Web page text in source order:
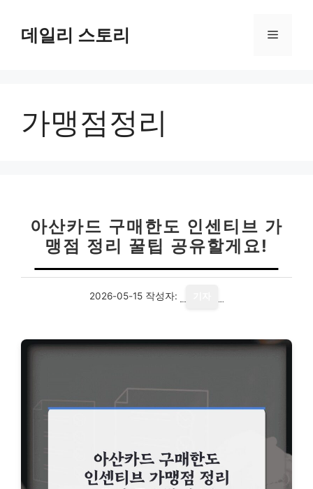
데일리 스토리 메
가맹점정리
아산카드 구매한도 인센티브 가
맹점 정리 꿀팁 공유할게요!
2026-05-15 작성자: